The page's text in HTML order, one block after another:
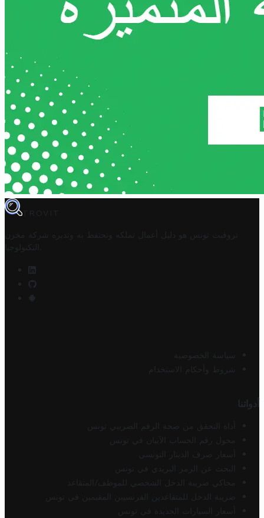
TROVIT
تروفيت تونس هو دليل أعمال تملكه وتحتفظ به وتديره
شركة مخزن
التكنولوجيا
سياسة الخصوصية
شروط وأحكام الاستخدام
أدواتنا
أداة التحقق من صحة الرقم الضريبي تونس
محول رقم الحساب الآيبان في تونس
أسعار صرف الدينار التونسي
البحث عن الرمز البريدي في تونس
محاكي ضريبة الدخل الشخصي للموظف/المتقاعد
ضريبة الدخل للمتقاعدين الفرنسيين المقيمين في تونس
أسعار السيارات الجديدة في تونس